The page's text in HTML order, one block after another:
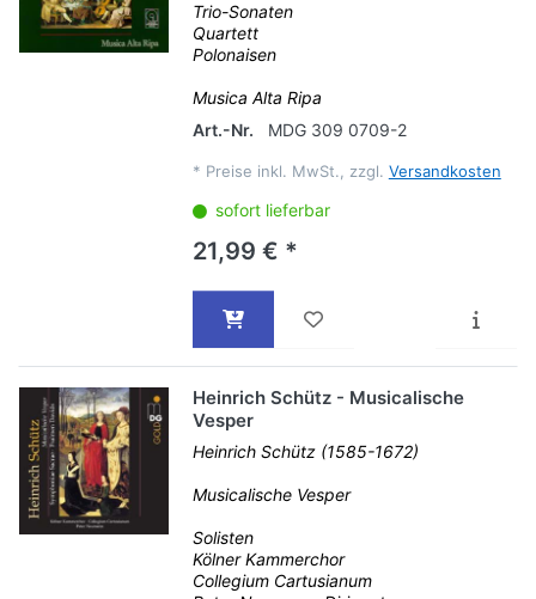
Trio-Sonaten
Quartett
Polonaisen
Musica Alta Ripa
Art.-Nr.
MDG 309 0709-2
* Preise inkl. MwSt., zzgl. Versandkosten
sofort lieferbar
21,99 € *
Heinrich Schütz - Musicalische
Vesper
Heinrich Schütz (1585-1672)
Musicalische Vesper
Solisten
Kölner Kammerchor
Collegium Cartusianum